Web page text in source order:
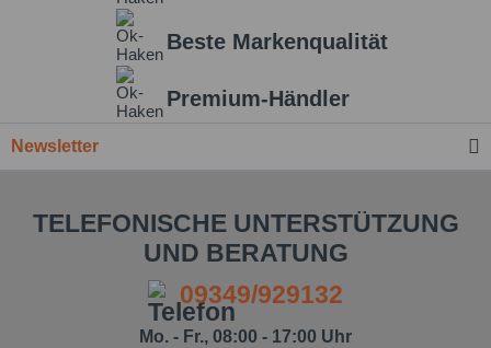
Ich habe dieDatenschutzbestimmung
genommen.*
Beste Markenqualität
Premium-Händler
Newsletter
TELEFONISCHE UNTERSTÜTZUNG
UND BERATUNG
09349/929132
Mo. - Fr., 08:00 - 17:00 Uhr